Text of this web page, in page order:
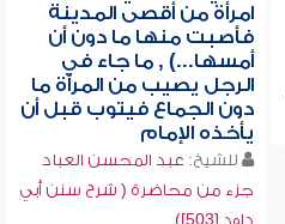
امرأة من أقصى المدينة
فأصبت منها ما دون أن
أمسها...) , ما جاء في
الرجل يصيب من المرأة ما
دون الجماع فيتوب قبل أن
يأخذه الإمام
للشيخ: عبد المحسن العباد
جزء من محاضرة ( شرح سنن أبي
داود [503])